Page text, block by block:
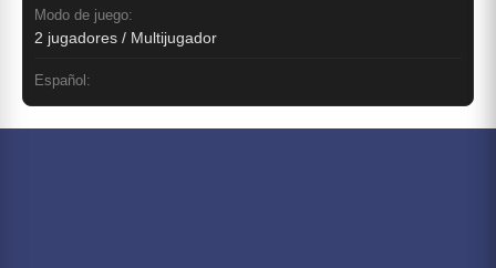
Modo de juego:
2 jugadores / Multijugador
Español: